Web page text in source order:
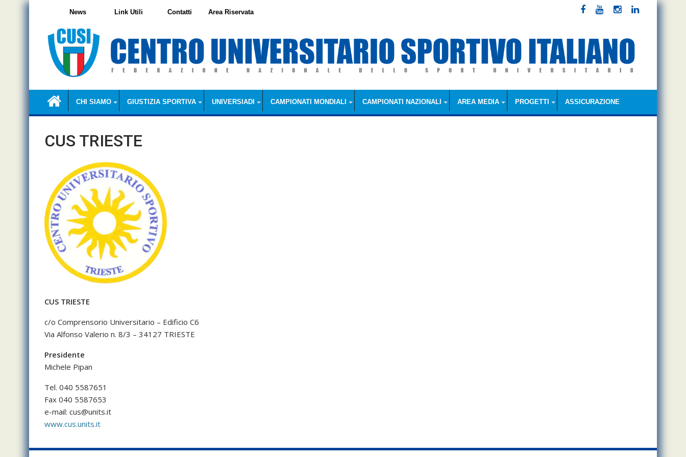
Skip
CHI SIAMO GIUSTIZIA SPORTIVA UNIVERSIADI CAMPIONATI MONDIALI CAMPIONATI NAZIONALI AREA MEDIA PROGETTI ASSICURAZIONE
News Link Utili Contatti Area Riservata
CUS TRIESTE
CUS TRIESTE
c/o Comprensorio Universitario – Edificio C6
Via Alfonso Valerio n. 8/3 – 34127 TRIESTE
Presidente
Michele Pipan
Tel. 040 5587651
Fax 040 5587653
e-mail: cus@units.it
www.cus.units.it